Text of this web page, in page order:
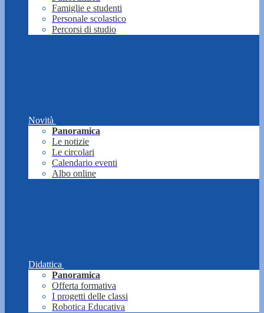
Famiglie e studenti
Personale scolastico
Percorsi di studio
Novità
Panoramica
Le notizie
Le circolari
Calendario eventi
Albo online
Didattica
Panoramica
Offerta formativa
I progetti delle classi
Robotica Educativa